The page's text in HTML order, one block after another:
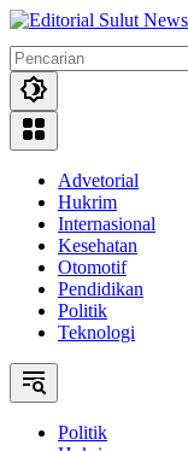
Langsung
konten
Advetorial
Hukrim
Internasional
Kesehatan
Otomotif
Pendidikan
Politik
Teknologi
Politik